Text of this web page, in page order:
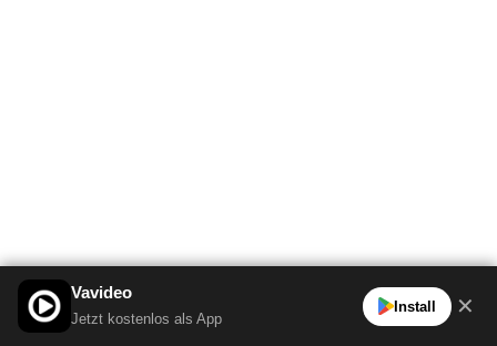
Vavideo
Jetzt kostenlos als App
Install ✕